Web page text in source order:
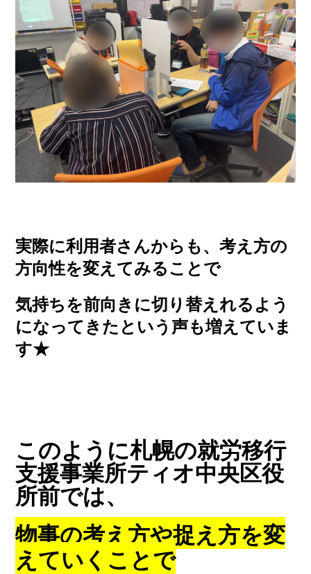
実際に利用者さんからも、考え方の
方向性を変えてみることで
気持ちを前向きに切り替えれるよう
になってきたという声も増えていま
す★
このように札幌の就労移行
支援事業所ティオ中央区役
所前では、
物事の考え方や捉え方を変
えていくことで